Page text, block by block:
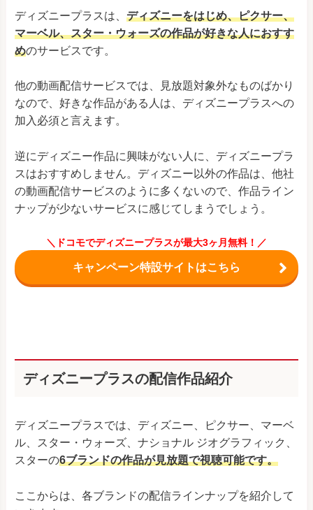
ディズニープラスは、 ディズニーをはじめ、ピクサー、
マーベル、スター・ウォーズの作品が好きな人におすす
めのサービスです。
他の動画配信サービスでは、見放題対象外なものばかり
なので、好きな作品がある人は、ディズニープラスへの
加入必須と言えます。
逆にディズニー作品に興味がない人に、ディズニープラ
スはおすすめしません。ディズニー以外の作品は、他社
の動画配信サービスのように多くないので、作品ライン
ナップが少ないサービスに感じてしまうでしょう。
＼ドコモでディズニープラスが最大3ヶ月無料！／
キャンペーン特設サイトはこちら
ディズニープラスの配信作品紹介
ディズニープラスでは、ディズニー、ピクサー、マーベ
ル、スター・ウォーズ、ナショナル ジオグラフィック、
スターの6ブランドの作品が見放題で視聴可能です。
ここからは、各ブランドの配信ラインナップを紹介して